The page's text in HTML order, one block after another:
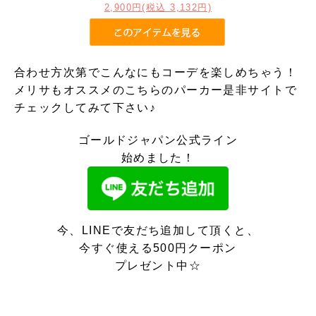
2,900円(税込 3,132円)
合わせ方次第でこんなにもコーデを楽しめちゃう！
メリサもオススメのこちらのパーカー是非サイトで
チェックしてみて下さい♪
ゴールドジャパン公式ライン
始めました！
今、LINEで友だち追加して頂くと、
今すぐ使える500円クーポン
プレゼント中☆